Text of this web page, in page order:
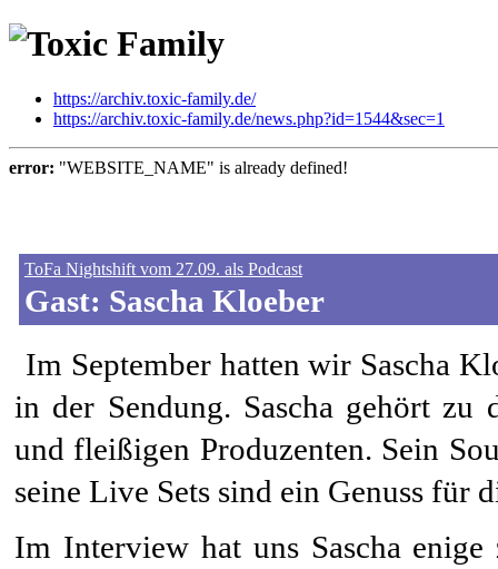
https://archiv.toxic-family.de/
https://archiv.toxic-family.de/news.php?id=1544&sec=1
error: "WEBSITE_NAME" is already defined!
ToFa Nightshift vom 27.09. als Podcast
Gast: Sascha Kloeber
Im September hatten wir Sascha
in der Sendung. Sascha gehört zu
und fleißigen Produzenten. Sein
seine Live Sets sind ein Genuss für
Im Interview hat uns Sascha